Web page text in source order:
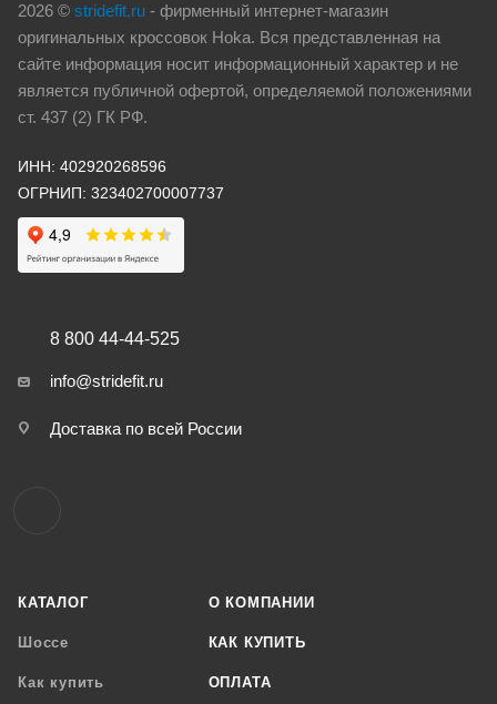
2026 © stridefit.ru - фирменный интернет-магазин
оригинальных кроссовок Hoka. Вся представленная на
сайте информация носит информационный характер и не
является публичной офертой, определяемой положениями
ст. 437 (2) ГК РФ.
ИНН: 402920268596
ОГРНИП: 323402700007737
КАТАЛОГ
Шоссе
Как купить
О КОМПАНИИ
КАК КУПИТЬ
ОПЛАТА
8 800 44-44-525
info@stridefit.ru
Доставка по всей России